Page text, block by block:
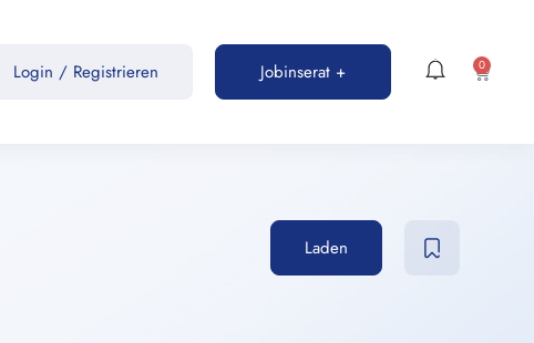
Login / Registrieren Jobinserat + 0
Laden